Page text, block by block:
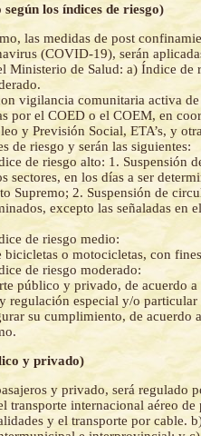
los índices de riesgo)
las medidas de post
(COVID-19), serán
Ministerio de Salud: a) Índice de
vigilancia comunitaria activa
por el COED o el COEM, en
y Previsión Social, ETA’s, y
de riesgo y serán las siguientes:
de riesgo alto: 1. Suspensión
sectores, en los días a ser
Supremo; 2. Suspensión de
excepto las señaladas en
de riesgo medio:
o motocicletas, con
de riesgo moderado:
público y privado, de acuerdo
regulación especial y/o particular
su cumplimiento, de acuerdo
y privado)
y privado, será regulado
transporte internacional aéreo de
y el transporte por cable.